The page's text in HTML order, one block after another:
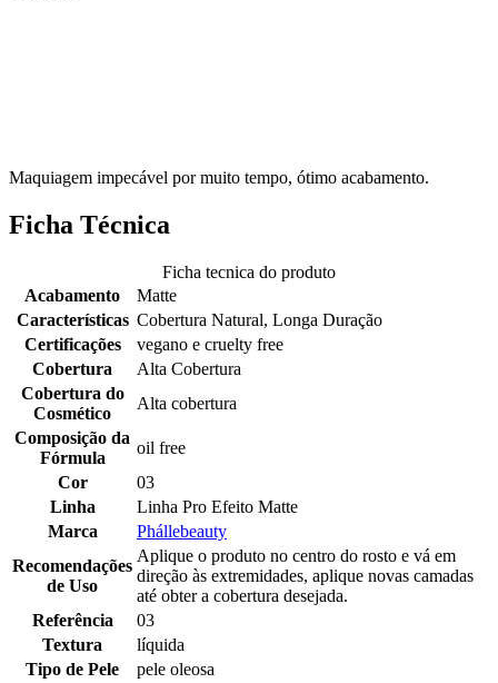
Maquiagem impecável por muito tempo, ótimo acabamento.
Ficha Técnica
Ficha tecnica do produto
Acabamento
Matte
Características Cobertura Natural, Longa Duração
Certificações
vegano e cruelty free
Cobertura
Alta Cobertura
Cobertura do
Cosmético
Alta cobertura
Composição da
Fórmula
oil free
Cor
03
Linha
Linha Pro Efeito Matte
Marca
Phállebeauty
Recomendações
de Uso
Aplique o produto no centro do rosto e vá em
direção às extremidades, aplique novas camadas
até obter a cobertura desejada.
Referência
03
Textura
líquida
Tipo de Pele
pele oleosa